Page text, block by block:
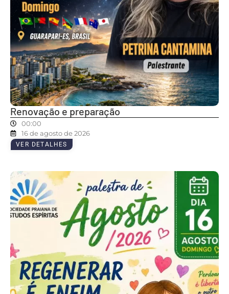
Renovação e preparação
00:00
16 de agosto de 2026
VER DETALHES